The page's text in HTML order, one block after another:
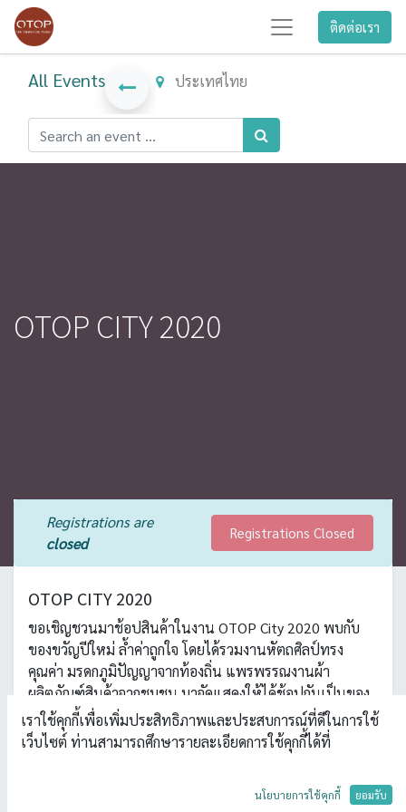
ติดต่อเรา
All Events ประเทศไทย
OTOP CITY 2020
Registrations are
closed
Registrations Closed
OTOP CITY 2020
ขอเชิญชวนมาช้อปสินค้าในงาน OTOP City 2020 พบกับ
ของขวัญปีใหม่ ล้ำค่าถูกใจ โดยได้รวมงานหัตถศิลป์ทรง
คุณค่า มรดกภูมิปัญญาจากท้องถิ่น แพรพรรณงานผ้า
ผลิตภัณฑ์สินค้าจากชุมชน มาจัดแสดงให้ได้ช้อปกันเป็นของ
ขวัญปีใหม่ ล้ำค่าจากชุมชน
สถานที่ : Challenger 1-3 อิมแพ็ค เมืองทองธานี
เราใช้คุกกี้เพื่อเพิ่มประสิทธิภาพและประสบการณ์ที่ดีในการใช้
เว็บไซต์ ท่านสามารถศึกษารายละเอียดการใช้คุกกี้ได้ที่
นโยบายการใช้คุกกี้ ยอมรับ